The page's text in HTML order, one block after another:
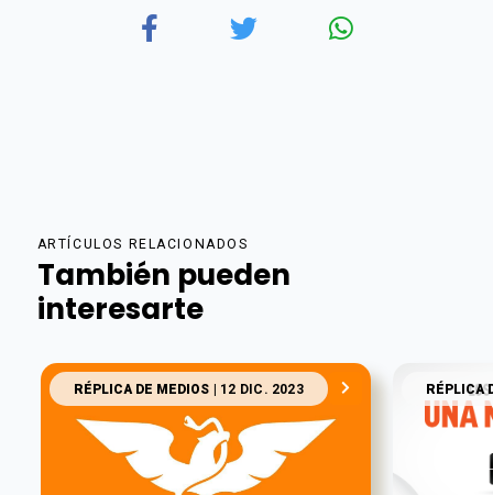
ARTÍCULOS RELACIONADOS
También pueden
interesarte
RÉPLICA DE MEDIOS | 12 DIC. 2023 RÉPLICA